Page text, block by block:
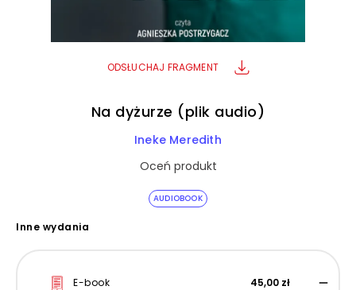
ODSŁUCHAJ FRAGMENT
AUDIOBOOK
Na dyżurze (plik audio)
Ineke Meredith
Oceń produkt
Inne wydania
E-book 45,00 zł